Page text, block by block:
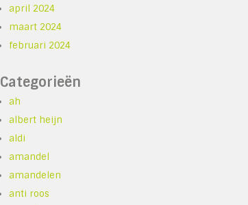
april 2024
maart 2024
februari 2024
Categorieën
ah
albert heijn
aldi
amandel
amandelen
anti roos